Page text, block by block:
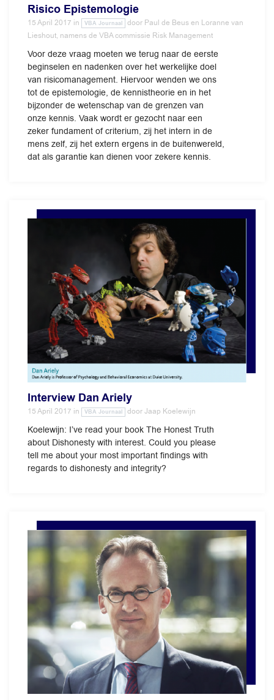
Risico Epistemologie
15 April 2017 in VBA Journaal door Paul de Beus en Loranne van
Lieshout, namens de VBA commissie Risk Management
Voor deze vraag moeten we terug naar de eerste
beginselen en nadenken over het werkelijke doel
van risicomanagement. Hiervoor wenden we ons
tot de epistemologie, de kennistheorie en in het
bijzonder de wetenschap van de grenzen van
onze kennis. Vaak wordt er gezocht naar een
zeker fundament of criterium, zij het intern in de
mens zelf, zij het extern ergens in de buitenwereld,
dat als garantie kan dienen voor zekere kennis.
Interview Dan Ariely
15 April 2017 in VBA Journaal doorJaap Koelewijn
Koelewijn: I’ve read your book The Honest Truth
about Dishonesty with interest. Could you please
tell me about your most important findings with
regards to dishonesty and integrity?